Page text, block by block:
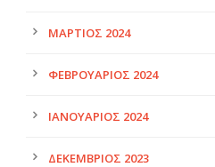
ΜΆΡΤΙΟΣ 2024
ΦΕΒΡΟΥΆΡΙΟΣ 2024
ΙΑΝΟΥΆΡΙΟΣ 2024
ΔΕΚΈΜΒΡΙΟΣ 2023